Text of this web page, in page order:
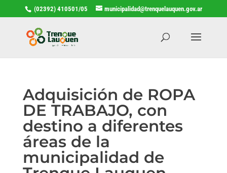
(02392) 410501/05 municipalidad@trenquelauquen.gov.ar
Adquisición de ROPA
DE TRABAJO, con
destino a diferentes
áreas de la
municipalidad de